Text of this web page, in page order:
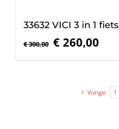
33632 VICI 3 in 1 fiets
€300,00
Oorspronkelijke
€ 260,00
Vorige 1